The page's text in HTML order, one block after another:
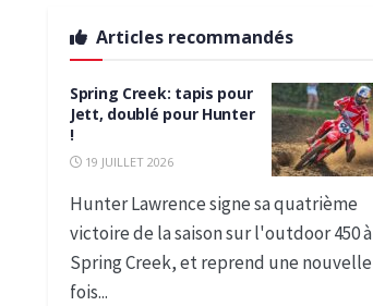
Articles recommandés
Spring Creek: tapis pour
Jett, doublé pour Hunter
!
19 JUILLET 2026
Hunter Lawrence signe sa quatrième
victoire de la saison sur l'outdoor 450 à
Spring Creek, et reprend une nouvelle
fois...